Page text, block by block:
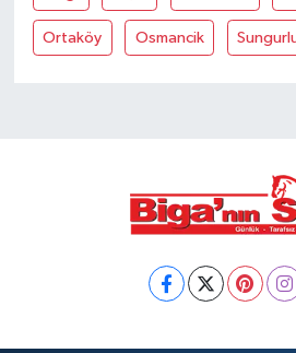
Ortaköy Osmancik
Tarım ve Ekonomi